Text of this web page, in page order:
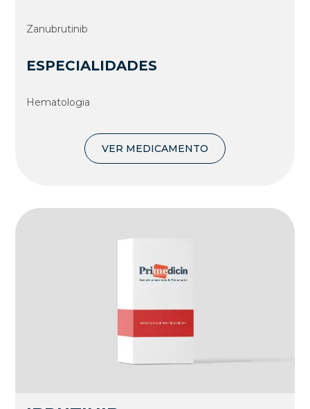
Zanubrutinib
ESPECIALIDADES
Hematologia
VER MEDICAMENTO